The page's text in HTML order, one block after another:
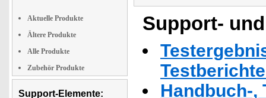
Aktuelle Produkte
Ältere Produkte
Alle Produkte
Zubehör Produkte
Support-Elemente:
Support-
Handbuch-,